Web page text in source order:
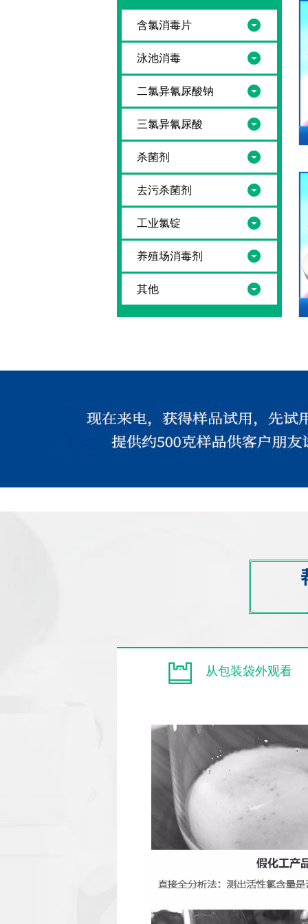
含氯消毒片
泳池消毒
二氯异氰尿酸钠
三氯异氰尿酸
杀菌剂
去污杀菌剂
工业氯锭
养殖场消毒剂
其他
从包装袋外观看